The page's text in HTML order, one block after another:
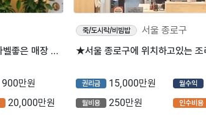
⭐서울 종로구 메인상권위치 / 워라벨좋은 매장 / 전국TOP10매출 ＂샐러디＂ 입니다.⭐
900만원
20,000만원
죽/도시락/비빔밥
서울 종로구
권리금 15,000만원 월수익
월비용 250만원 인수비용